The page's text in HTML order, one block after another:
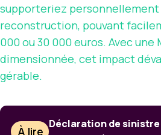
supporteriez personnellement
reconstruction, pouvant
000 ou 30 000 euros. Avec
dimensionnée, cet impact
gérable.
À lire
Déclaration de